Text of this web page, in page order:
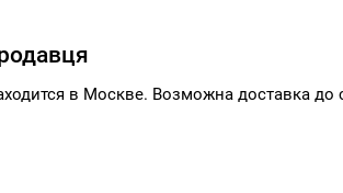
в Москве. Возможна доставка до